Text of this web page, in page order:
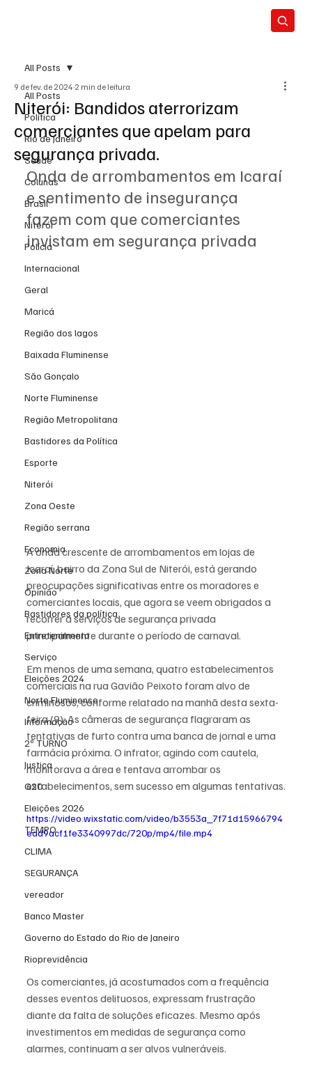
All Posts
Política
Rio de Janeiro
Saúde
Colunas
Brasil
Niterói
Polícia
Internacional
Geral
Maricá
Região dos lagos
Baixada Fluminense
São Gonçalo
Norte Fluminense
Região Metropolitana
Bastidores da Política
Esporte
Niterói
Zona Oeste
Região serrana
Economia
Zona Norte
Opinião
Bastidores da política
Entretenimento
Serviço
Eleições 2024
Norte Fluminense
Informação
2º TURNO
Justiça
G20
Eleições 2026
TEMPO
CLIMA
SEGURANÇA
vereador
Banco Master
Governo do Estado do Rio de Janeiro
Rioprevidência
All Posts
Niterói: Bandidos aterrorizam
comerciantes que apelam para
segurança privada.
9 de fev. de 2024 2 min de leitura
Onda de arrombamentos em Icaraí
e sentimento de insegurança
fazem com que comerciantes
invistam em segurança privada
A onda crescente de arrombamentos em lojas de
Icaraí, bairro da Zona Sul de Niterói, está gerando
preocupações significativas entre os moradores e
comerciantes locais, que agora se veem obrigados a
recorrer a serviços de segurança privada
principalmente durante o período de carnaval.
Em menos de uma semana, quatro estabelecimentos
comerciais na rua Gavião Peixoto foram alvo de
criminosos, conforme relatado na manhã desta sexta-
feira (9). As câmeras de segurança flagraram as
tentativas de furto contra uma banca de jornal e uma
farmácia próxima. O infrator, agindo com cautela,
monitorava a área e tentava arrombar os
estabelecimentos, sem sucesso em algumas tentativas.
https://video.wixstatic.com/video/b3553a_7f71d15966794
edd9acf1fe3340997dc/720p/mp4/file.mp4
Os comerciantes, já acostumados com a frequência
desses eventos delituosos, expressam frustração
diante da falta de soluções eficazes. Mesmo após
investimentos em medidas de segurança como
alarmes, continuam a ser alvos vulneráveis.